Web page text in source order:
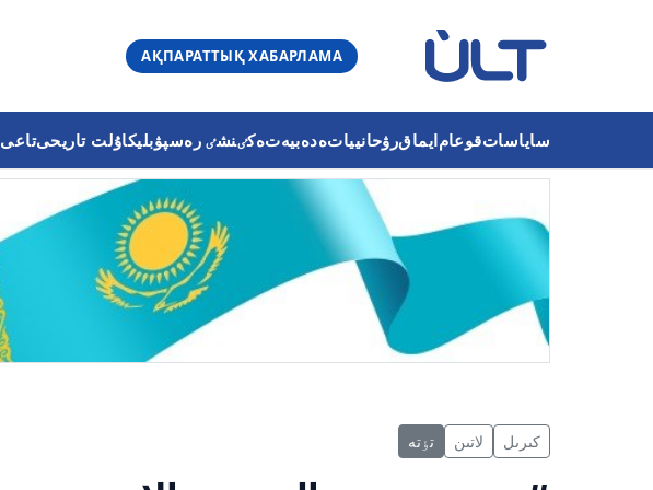
АҚПАРАТТЫҚ ХАБАРЛАМА
ساياساتقوعامايماقرۋحانيياتەدەبيەتەكٸنشٸ رەسپۋبليكاۇلت تاريحىتاعى
كىرىل لاتىن تٶتە